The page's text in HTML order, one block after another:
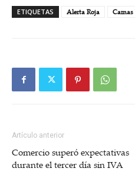
ETIQUETAS Alerta Roja
Artículo anterior
Comercio superó expectativas
durante el tercer día sin IVA